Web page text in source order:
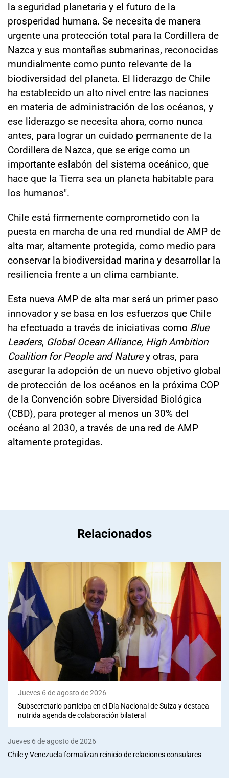
la seguridad planetaria y el futuro de la
prosperidad humana. Se necesita de manera
urgente una protección total para la Cordillera de
Nazca y sus montañas submarinas, reconocidas
mundialmente como punto relevante de la
biodiversidad del planeta. El liderazgo de Chile
ha establecido un alto nivel entre las naciones
en materia de administración de los océanos, y
ese liderazgo se necesita ahora, como nunca
antes, para lograr un cuidado permanente de la
Cordillera de Nazca, que se erige como un
importante eslabón del sistema oceánico, que
hace que la Tierra sea un planeta habitable para
los humanos".
Chile está firmemente comprometido con la
puesta en marcha de una red mundial de AMP de
alta mar, altamente protegida, como medio para
conservar la biodiversidad marina y desarrollar la
resiliencia frente a un clima cambiante.
Esta nueva AMP de alta mar será un primer paso
innovador y se basa en los esfuerzos que Chile
ha efectuado a través de iniciativas como Blue
Leaders, Global Ocean Alliance, High Ambition
Coalition for People and Nature y otras, para
asegurar la adopción de un nuevo objetivo global
de protección de los océanos en la próxima COP
de la Convención sobre Diversidad Biológica
(CBD), para proteger al menos un 30% del
océano al 2030, a través de una red de AMP
altamente protegidas.
Relacionados
Jueves 6 de agosto de 2026
Subsecretario participa en el Día Nacional de Suiza y destaca
nutrida agenda de colaboración bilateral
Jueves 6 de agosto de 2026
Chile y Venezuela formalizan reinicio de relaciones consulares